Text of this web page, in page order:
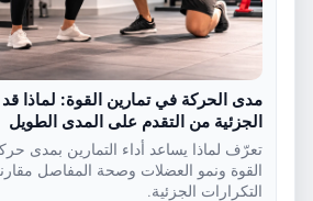
مدى الحركة في تمارين القوة: لماذا قد
الجزئية من التقدم على المدى الطويل
تعرّف لماذا يساعد أداء التمارين بمدى
القوة ونمو العضلات وصحة المفاصل
التكرارات الجزئية.